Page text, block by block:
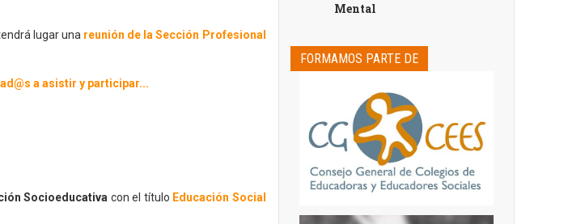
lugar una reunión de la Sección Profesional
a asistir y participar...
Socioeducativa con el título Educación Social
Mental
FORMAMOS PARTE DE